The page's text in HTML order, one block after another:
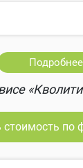
Подробнее
стоимость по